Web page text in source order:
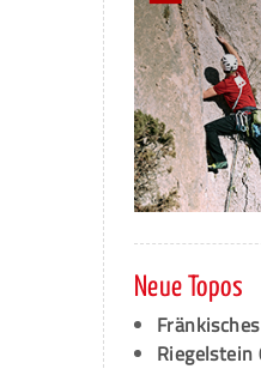
Neue Topos